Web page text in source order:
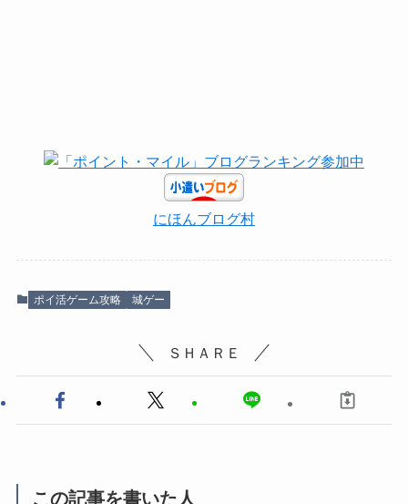
にほんブログ村
ポイ活ゲーム攻略 城ゲー
ＳＨＡＲＥ
この記事を書いた人